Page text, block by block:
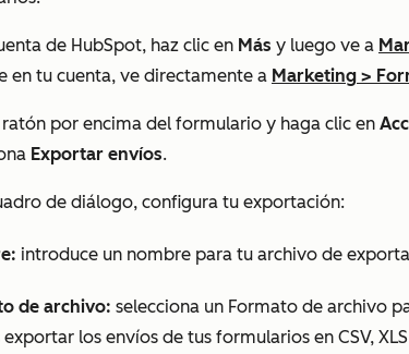
de HubSpot, haz clic en Más y luego ve a
en tu cuenta, ve directamente a Marketing >
ratón por encima del formulario y haga clic en
Exportar envíos.
de diálogo, configura tu exportación:
introduce un nombre para tu archivo de
de archivo: selecciona un Formato de archivo
exportar los envíos de tus formularios en CSV, XLS